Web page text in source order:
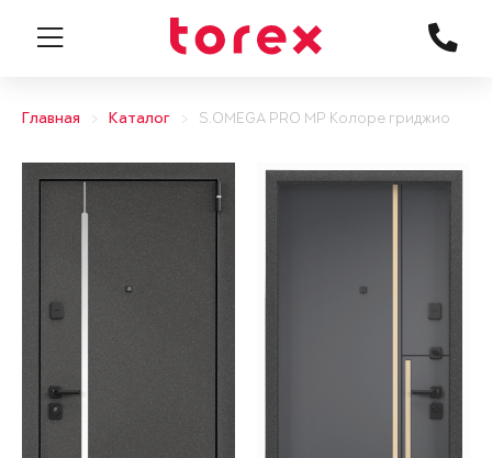
Главная Каталог S.OMEGA PRO MP Колоре гриджио